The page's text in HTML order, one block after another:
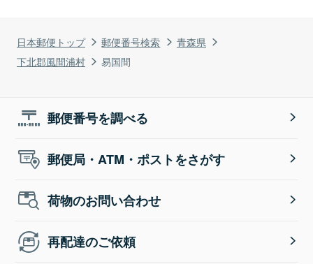
日本郵便トップ 郵便番号検索
青森県
下北郡風間浦村
易国間
郵便番号を調べる
郵便局・ATM・ポストをさがす
荷物のお問い合わせ
再配達のご依頼